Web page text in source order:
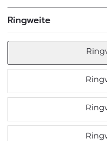
Ringweite